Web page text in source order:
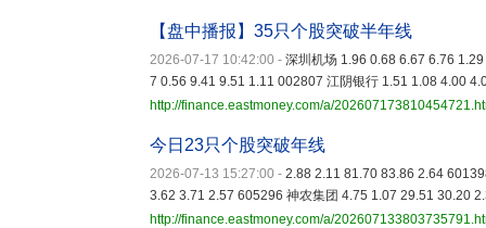
【盘中播报】35只个股突破半年线
2026-07-17 10:42:00 - 深圳机场 1.96 0.68 6.67 6.76
7 0.56 9.41 9.51 1.11 002807 江阴银行 1.51 1.08 4.00
http://finance.eastmoney.com/a/
今日23只个股突破年线
2026-07-13 15:27:00 - 2.88 2.11 81.70 83.86 2.64
3.62 3.71 2.57 605296 神农集团 4.75 1.07 29.51 30.20
http://finance.eastmoney.com/a/